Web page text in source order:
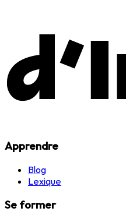
Apprendre
Blog
Lexique
Se former